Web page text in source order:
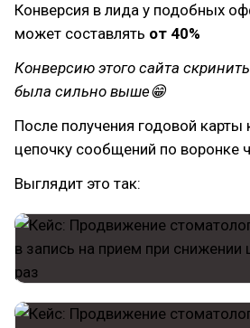
Конверсия в лида у подобных
может составлять от 40%
Конверсию этого сайта
была сильно выше😁
После получения годовой карты
цепочку сообщений по воронке
Выглядит это так: